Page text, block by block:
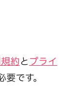
約とプライ
です。